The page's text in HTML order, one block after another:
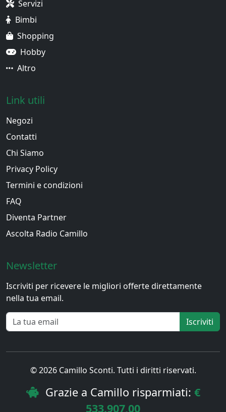
Servizi
Bimbi
Shopping
Hobby
Altro
Link utili
Negozi
Contatti
Chi Siamo
Privacy Policy
Termini e condizioni
FAQ
Diventa Partner
Ascolta Radio Camillo
Newsletter
Iscriviti per ricevere le migliori offerte direttamente
nella tua email.
Iscriviti
© 2026 Camillo Sconti. Tutti i diritti riservati.
Grazie a Camillo risparmiati: €
533.907,00